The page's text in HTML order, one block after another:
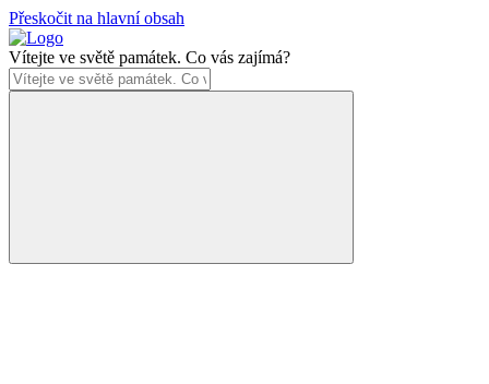
Přeskočit na hlavní obsah
Vítejte ve světě památek. Co vás zajímá?